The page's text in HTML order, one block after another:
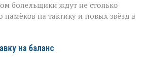
болельщики ждут не столько
намёков на тактику и новых звёзд в
на баланс